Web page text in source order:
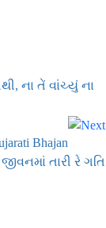
ના તેં વાંચ્યું ના
Bhajan
તારી રે ગતિ